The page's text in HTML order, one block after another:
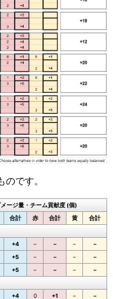
です。
メージ量・チーム貢献度 (個)
合計 赤 合計 黄
合計
+4 – – –
–
+5 – – –
–
+5 – – –
–
+4 0 +1 – –